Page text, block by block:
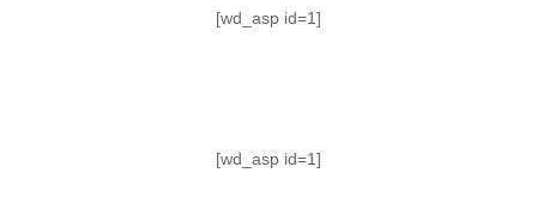
[wd_asp id=1]
[wd_asp id=1]